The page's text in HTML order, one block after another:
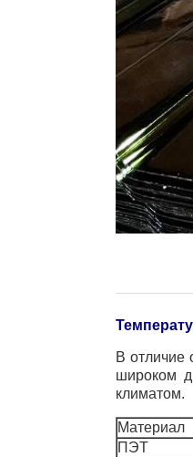
В отличие
широком
климатом.
Материал
ПЭТ